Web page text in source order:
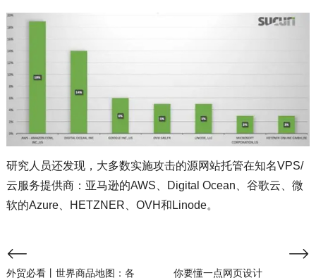
研究人员还发现，大多数实施攻击的源网站托管在知名VPS/
云服务提供商：亚马逊的AWS、Digital Ocean、谷歌云、微
软的Azure、HETZNER、OVH和Linode。
外贸必看丨世界商品地图：各
你要懂一点网页设计